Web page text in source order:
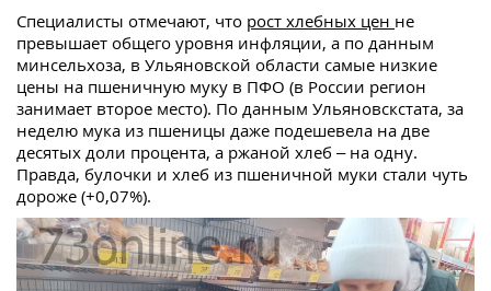
Специалисты отмечают, что рост хлебных цен не
превышает общего уровня инфляции, а по данным
минсельхоза, в Ульяновской области самые низкие
цены на пшеничную муку в ПФО (в России регион
занимает второе место). По данным Ульяновскстата, за
неделю мука из пшеницы даже подешевела на две
десятых доли процента, а ржаной хлеб – на одну.
Правда, булочки и хлеб из пшеничной муки стали чуть
дороже (+0,07%).